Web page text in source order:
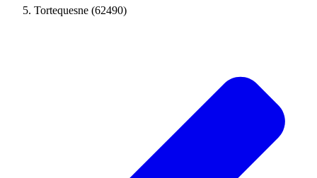
Tortequesne (62490)